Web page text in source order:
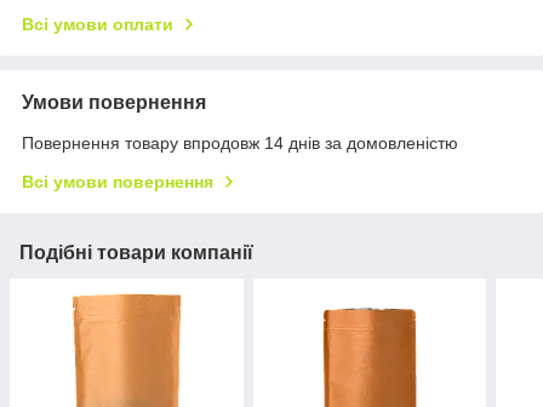
Всі умови оплати
Умови повернення
Повернення товару впродовж 14 днів за домовленістю
Всі умови повернення
Подібні товари компанії